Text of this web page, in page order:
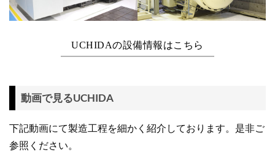
UCHIDAの設備情報はこちら
動画で見るUCHIDA
下記動画にて製造工程を細かく紹介しております。是非ご
参照ください。